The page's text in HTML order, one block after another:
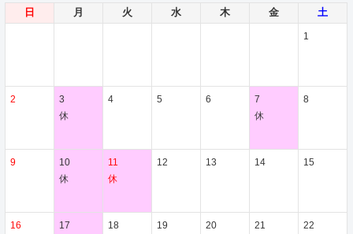
日 月 火 水 木 金 土
1
2
3
休
4 5 6
7
休
8
9
10
休
11
休
12 13 14 15
16 17 18 19 20 21 22